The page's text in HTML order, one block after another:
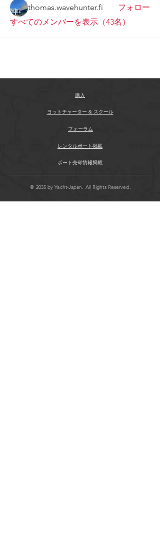
thomas.wavehunter.fi
フォロー
すべてのメンバーを表示（43名）
購入
ヨットチャーター & スクール
フォーラム
レンタルボート掲載
ボート売却情報掲載
© 2035 by Yacht-Japan. All Rights Reserved.